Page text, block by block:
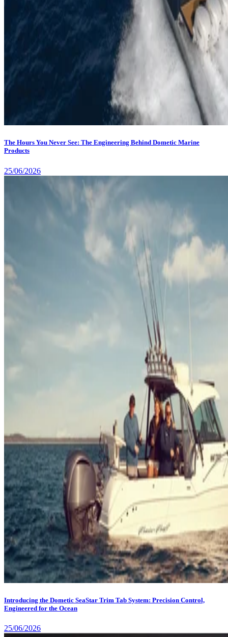
The Hours You Never See: The Engineering Behind Dometic Marine
Products
25/06/2026
Introducing the Dometic SeaStar Trim Tab System: Precision Control,
Engineered for the Ocean
25/06/2026